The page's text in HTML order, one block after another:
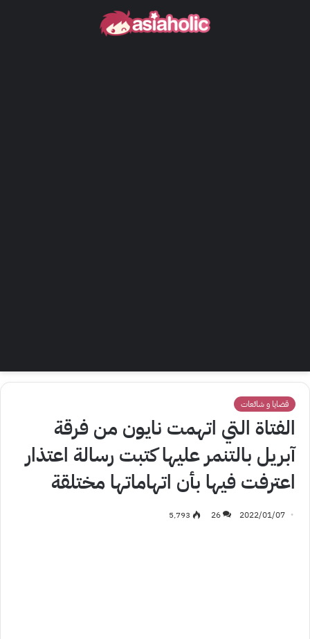
قضايا و شائعات
الفتاة التي اتهمت نايون من فرقة
آبريل بالتنمر عليها كتبت رسالة اعتذار
اعترفت فيها بأن اتهاماتها مختلقة
2022/01/07
26 5٬793